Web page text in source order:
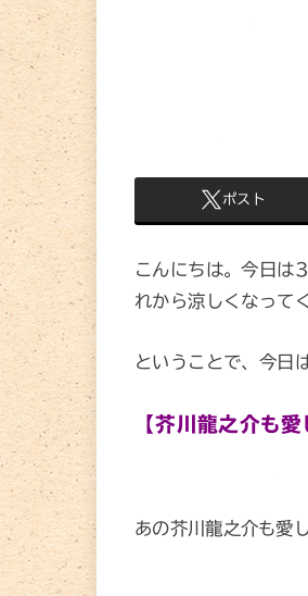
ポスト
こんにちは。今日は
れから涼しくなって
ということで、今日
【芥川龍之介も愛
あの芥川龍之介も愛